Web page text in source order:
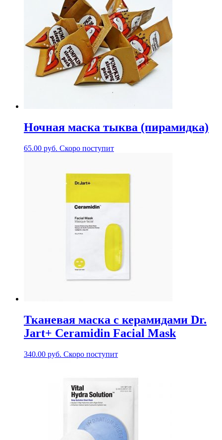
Ночная маска тыква (пирамидка)
65.00 руб. Скоро поступит
Тканевая маска с керамидами Dr.
Jart+ Ceramidin Facial Mask
340.00 руб. Скоро поступит